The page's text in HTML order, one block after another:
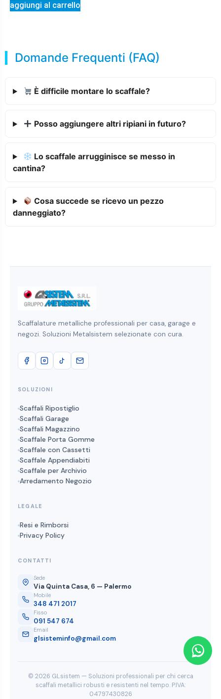
aggiungi al carrello
Domande Frequenti (FAQ)
È difficile montare lo scaffale?
Posso aggiungere altri ripiani in futuro?
Lo scaffale arrugginisce se messo in
cantina?
Cosa succede se ricevo un pezzo
danneggiato?
Scaffalature metalliche professionali per casa, garage e
negozi. Soluzioni Metalsistem selezionate con cura.
SOLUZIONI
Scaffali Ripostiglio
Scaffali Garage
Scaffali Magazzino
Scaffale Porta Gomme
Scaffale con Cassetti
Scaffale Appendiabiti
Scaffale per Archivio
Arredamento Negozio
LEGALE
Resi e Rimborsi
Privacy Policy
CONTATTI
Sede
Via Quinta Casa, 6 — Palermo
Mobile
348 471 2017
Fisso
091 547 674
Email
glsisteminfo@gmail.com
© 2026 GLsistem — Soluzioni professionali per chi cerca
scaffali metallici robusti e resistenti nel tempo. P.IVA:
04797430826